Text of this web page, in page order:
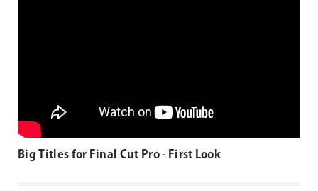
Big Titles for Final Cut Pro - First Look